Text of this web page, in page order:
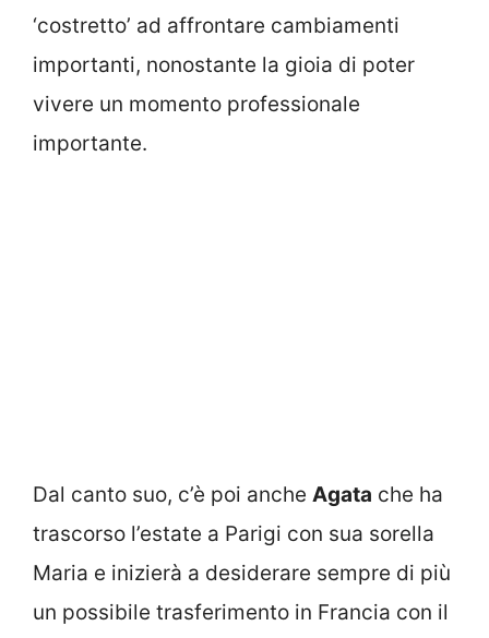
‘costretto’ ad affrontare cambiamenti
importanti, nonostante la gioia di poter
vivere un momento professionale
importante.
Dal canto suo, c’è poi anche Agata che ha
trascorso l’estate a Parigi con sua sorella
Maria e inizierà a desiderare sempre di più
un possibile trasferimento in Francia con il